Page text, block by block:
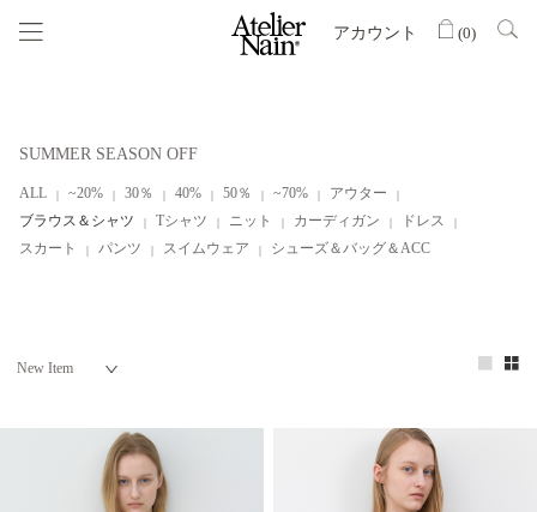
アカウント (0)
SUMMER SEASON OFF
ALL ~20% 30％ 40% 50％ ~70%
アウター
ブラウス＆シャツ
Tシャツ ニット カーディガン
ドレス
スカート
パンツ スイムウェア シューズ＆バッグ＆ACC